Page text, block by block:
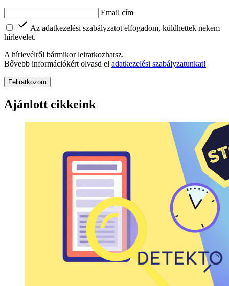
Email cím
Az adatkezelési szabályzatot elfogadom, küldhettek nekem
hírlevelet.
A hírlevélről bármikor leiratkozhatsz.
Bővebb információkért olvasd el adatkezelési szabályzatunkat!
Feliratkozom
Ajánlott cikkeink